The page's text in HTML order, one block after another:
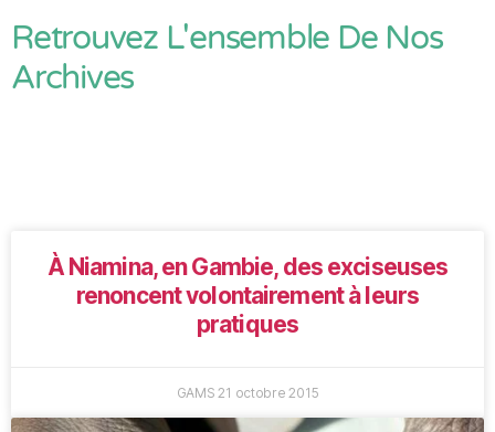
Retrouvez L'ensemble De Nos
Archives
À Niamina, en Gambie, des exciseuses
renoncent volontairement à leurs
pratiques
GAMS21 octobre 2015